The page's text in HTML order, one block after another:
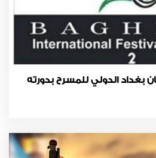
بغداد الدولي للمسرح بدورته